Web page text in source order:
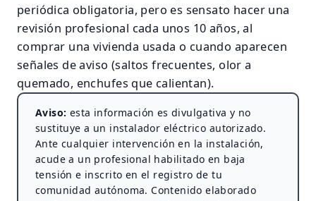
periódica obligatoria, pero es sensato hacer una
revisión profesional cada unos 10 años, al
comprar una vivienda usada o cuando aparecen
señales de aviso (saltos frecuentes, olor a
quemado, enchufes que calientan).
Aviso: esta información es divulgativa y no
sustituye a un instalador eléctrico autorizado.
Ante cualquier intervención en la instalación,
acude a un profesional habilitado en baja
tensión e inscrito en el registro de tu
comunidad autónoma. Contenido elaborado